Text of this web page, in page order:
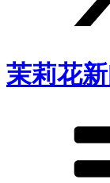
茉莉花